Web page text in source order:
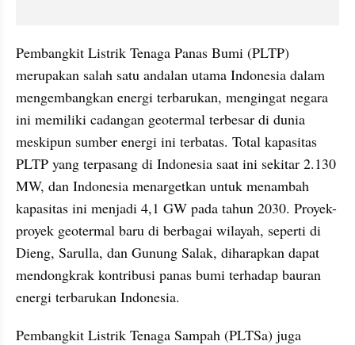
Pembangkit Listrik Tenaga Panas Bumi (PLTP)
merupakan salah satu andalan utama Indonesia dalam
mengembangkan energi terbarukan, mengingat negara
ini memiliki cadangan geotermal terbesar di dunia
meskipun sumber energi ini terbatas. Total kapasitas
PLTP yang terpasang di Indonesia saat ini sekitar 2.130
MW, dan Indonesia menargetkan untuk menambah
kapasitas ini menjadi 4,1 GW pada tahun 2030. Proyek-
proyek geotermal baru di berbagai wilayah, seperti di
Dieng, Sarulla, dan Gunung Salak, diharapkan dapat
mendongkrak kontribusi panas bumi terhadap bauran
energi terbarukan Indonesia.
Pembangkit Listrik Tenaga Sampah (PLTSa) juga